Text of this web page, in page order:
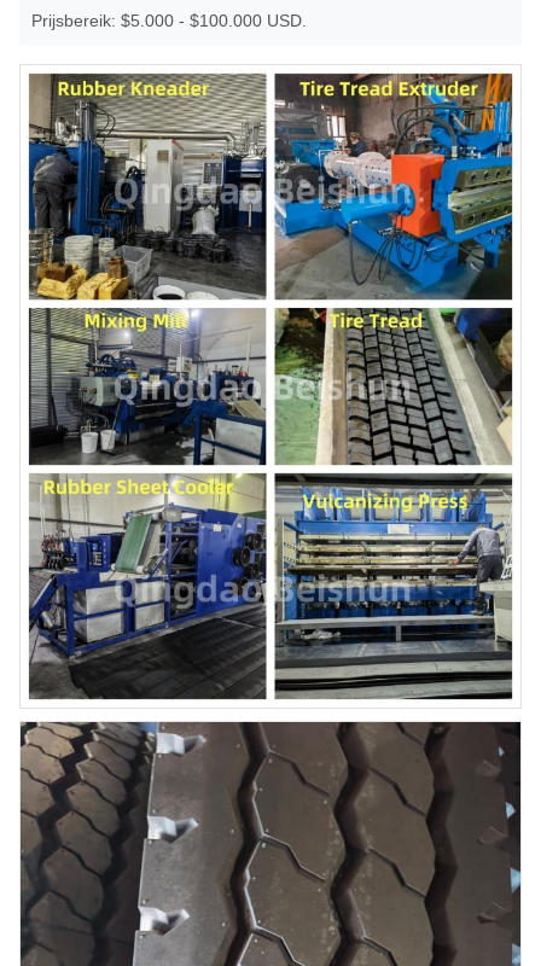
Prijsbereik: $5.000 - $100.000 USD.